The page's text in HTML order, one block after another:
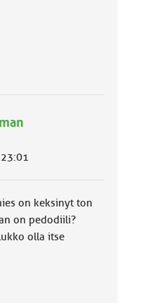
on keksinyt ton
on pedodiili?
olla itse